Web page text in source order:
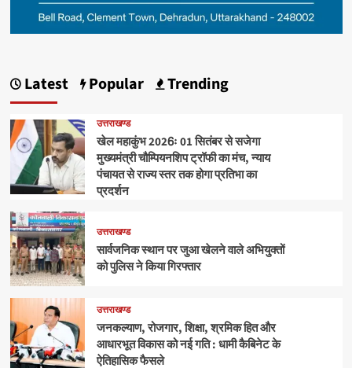
Latest Popular Trending
उत्तराखण्ड
खेल महाकुंभ 2026ः 01 सितंबर से सजेगा
मुख्यमंत्री चौम्पियनशिप ट्रॉफी का मंच, न्याय
पंचायत से राज्य स्तर तक होगा प्रतिभा का
प्रदर्शन
उत्तराखण्ड
सार्वजनिक स्थान पर जुआ खेलने वाले अभियुक्तों
को पुलिस ने किया गिरफ्तार
उत्तराखण्ड
जनकल्याण, रोजगार, शिक्षा, श्रमिक हित और
आधारभूत विकास को नई गति : धामी कैबिनेट के
ऐतिहासिक फैसले